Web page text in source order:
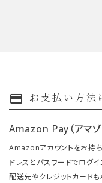
payment お支払い方法
Amazon Pay（アマゾ
Amazonアカウントをお持
ドレスとパスワードでログ
配送先やクレジットカード